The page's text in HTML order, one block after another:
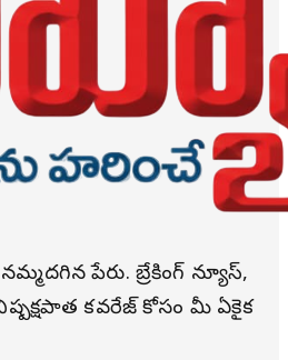
పేరు. బ్రేకింగ్ న్యూస్,
కవరేజ్ కోసం మీ ఏకైక